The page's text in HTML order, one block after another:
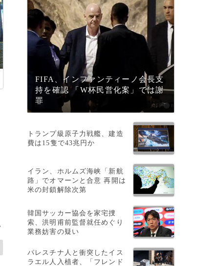
FIFA、インファンティーノ会長支
持を確認 「W杯民営化案」では謝
罪
トランプ級原子力戦艦、建造
費は15隻で43兆円か
イラン、ホルムズ海峡「新航
路」でオマーンと合意 再開は
米の封鎖解除次第
韓国サッカー協会を家宅捜
索、洪明甫前監督就任めぐり
業務妨害の疑い
パレスチナ人と衝突したイス
ラエル人入植者、「フレンド